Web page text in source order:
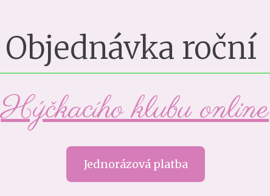
Objednávka roční
Hýčkacího klubu online
Jednorázová platba